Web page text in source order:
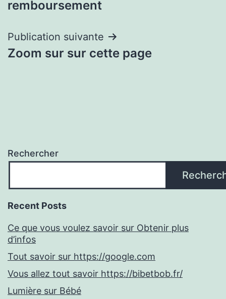
remboursement
Publication suivante
Zoom sur sur cette page
Rechercher
Recent Posts
Ce que vous voulez savoir sur Obtenir plus
d’infos
Tout savoir sur https://google.com
Vous allez tout savoir https://bibetbob.fr/
Lumière sur Bébé